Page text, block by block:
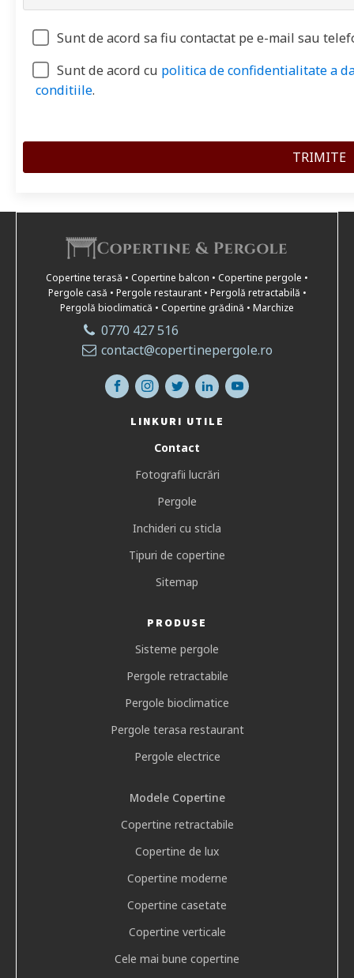
Sunt de acord sa fiu contactat pe e-mail sau
Sunt de acord cu politica de confidentialitate a
conditiile.
Copertine terasă • Copertine balcon • Copertine pergole •
Pergole casă • Pergole restaurant • Pergolă retractabilă •
Pergolă bioclimatică • Copertine grădină • Marchize
0770 427 516
contact@copertinepergole.ro
LINKURI UTILE
Contact
Fotografii lucrări
Pergole
Inchideri cu sticla
Tipuri de copertine
Sitemap
PRODUSE
Sisteme pergole
Pergole retractabile
Pergole bioclimatice
Pergole terasa restaurant
Pergole electrice
Modele Copertine
Copertine retractabile
Copertine de lux
Copertine moderne
Copertine casetate
Copertine verticale
Cele mai bune copertine